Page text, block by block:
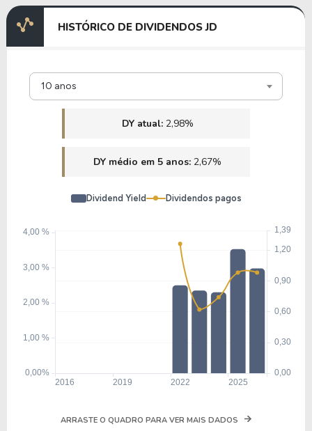
17,55 3,29 18,77%
HISTÓRICO DE DIVIDENDOS JD
10 anos
DY atual: 2,98%
DY médio em 5 anos: 2,67%
Dividend Yield Dividendos pagos
ARRASTE O QUADRO PARA VER MAIS DADOS